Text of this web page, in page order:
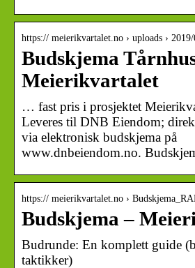
https:// meierikvartalet.no › uploads › 2019/
Budskjema
Meierikvartalet
… fast pris i prosjektet
Leveres til DNB Eiendom;
via elektronisk budskjema på
www.dnbeiendom.no.
https:// meierikvartalet.no ›
Budskjema –
Budrunde: En komplett guide
taktikker)